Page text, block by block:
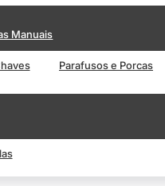
Manuais
Parafusos e Porcas